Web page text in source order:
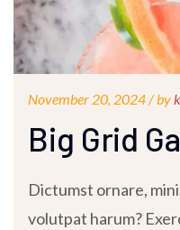
November 20, 2024 /by
Big Grid
Dictumst ornare,
volutpat harum?